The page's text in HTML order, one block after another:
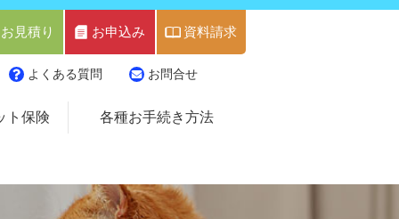
お見積り お申込み 資料請求
よくある質問 お問合せ
ト保険 各種お手続き方法